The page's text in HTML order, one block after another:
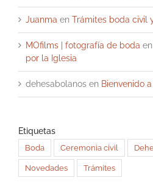
Juanma en Trámites boda civil
MOfilms | fotografía de boda en
por la Iglesia
dehesabolanos en Bienvenido
Etiquetas
Boda Ceremonia civil
Novedades Trámites